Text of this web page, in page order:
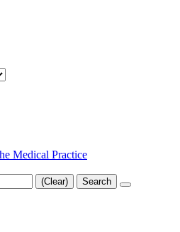
Medical Practice
(Clear) Search